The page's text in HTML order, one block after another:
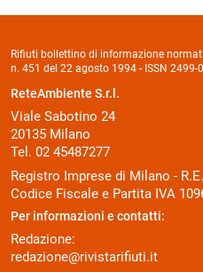
Rifiuti bollettino di informazione
n. 451 del 22 agosto 1994 - ISSN 2499-
ReteAmbiente S.r.l.
Viale Sabotino 24
20135 Milano
Tel. 02 45487277
Registro Imprese di Milano -
Codice Fiscale e Partita IVA
Per informazioni e contatti:
Redazione:
redazione@rivistarifiuti.it